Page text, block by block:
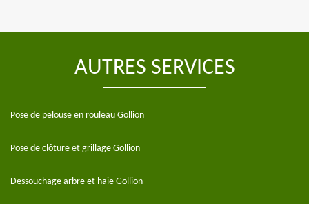
AUTRES SERVICES
Pose de pelouse en rouleau Gollion
Pose de clôture et grillage Gollion
Dessouchage arbre et haie Gollion